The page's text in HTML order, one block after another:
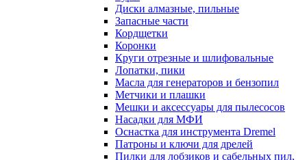
Диски алмазные, пильные
Запасные части
Кордщетки
Коронки
Круги отрезные и шлифовальные
Лопатки, пики
Масла для генераторов и бензопил
Метчики и плашки
Мешки и аксессуары для пылесосов
Насадки для МФИ
Оснастка для инструмента Dremel
Патроны и ключи для дрелей
Пилки для лобзиков и сабельных пил,